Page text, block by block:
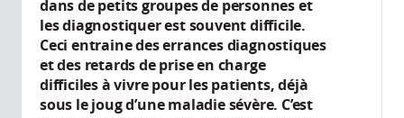
dans de petits groupes de personnes et
les diagnostiquer est souvent difficile.
Ceci entraine des errances diagnostiques
et des retards de prise en charge
difficiles à vivre pour les patients, déjà
sous le joug d’une maladie sévère. C’est